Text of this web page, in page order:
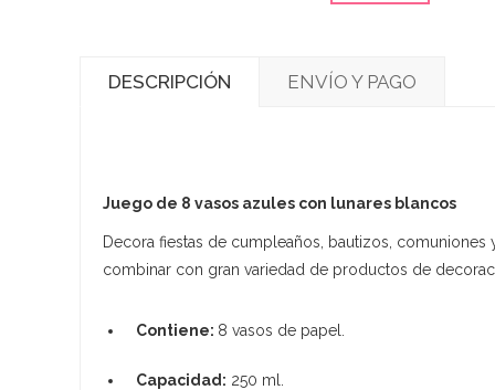
DESCRIPCIÓN ENVÍO Y PAGO
Juego de 8 vasos azules con lunares blancos
Decora fiestas de cumpleaños, bautizos,
combinar con gran variedad de productos de
Contiene: 8 vasos de papel.
Capacidad: 250 ml.